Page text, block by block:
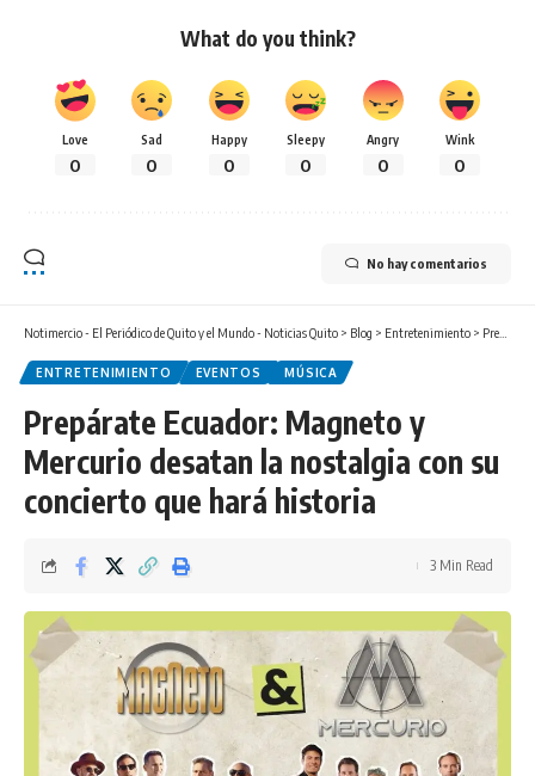
What do you think?
Love
0
Sad
0
Happy
0
Sleepy
0
Angry
0
Wink
0
No hay comentarios
Notimercio - El Periódico de Quito y el Mundo - Noticias Quito > Blog > Entretenimiento > Prepárate Ecuador: Magneto y Mercurio desatan la nostalgia con su concierto que hará historia
ENTRETENIMIENTO EVENTOS MÚSICA
Prepárate Ecuador: Magneto y
Mercurio desatan la nostalgia con su
concierto que hará historia
3 Min Read